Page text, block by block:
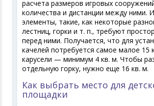
расчета размеров игровых
количества и дистанции между ними.
элементы, такие, как некоторые
лестниц, горки и т. п., требуют
перед ними. Получается, что для
качелей потребуется самое малое 15
карусели — минимум 4 кв. м. Чтобы
отдельную горку, нужно еще 16 кв. м.
Как выбрать место для
площадки